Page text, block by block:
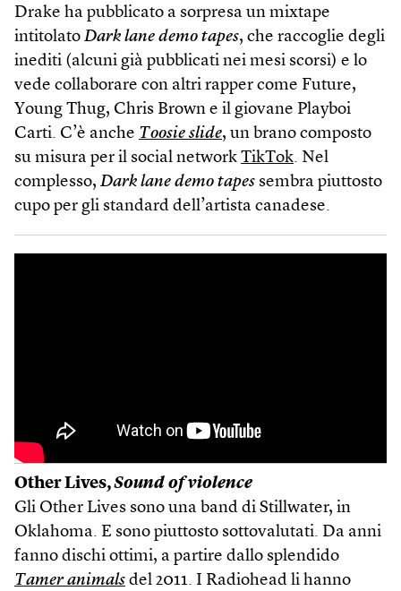
Drake ha pubblicato a sorpresa un mixtape
intitolato Dark lane demo tapes, che raccoglie degli
inediti (alcuni già pubblicati nei mesi scorsi) e lo
vede collaborare con altri rapper come Future,
Young Thug, Chris Brown e il giovane Playboi
Carti. C’è anche Toosie slide, un brano composto
su misura per il social network TikTok. Nel
complesso, Dark lane demo tapes sembra piuttosto
cupo per gli standard dell’artista canadese.
Other Lives,Sound of violence
Gli Other Lives sono una band di Stillwater, in
Oklahoma. E sono piuttosto sottovalutati. Da anni
fanno dischi ottimi, a partire dallo splendido
Tamer animals del 2011. I Radiohead li hanno